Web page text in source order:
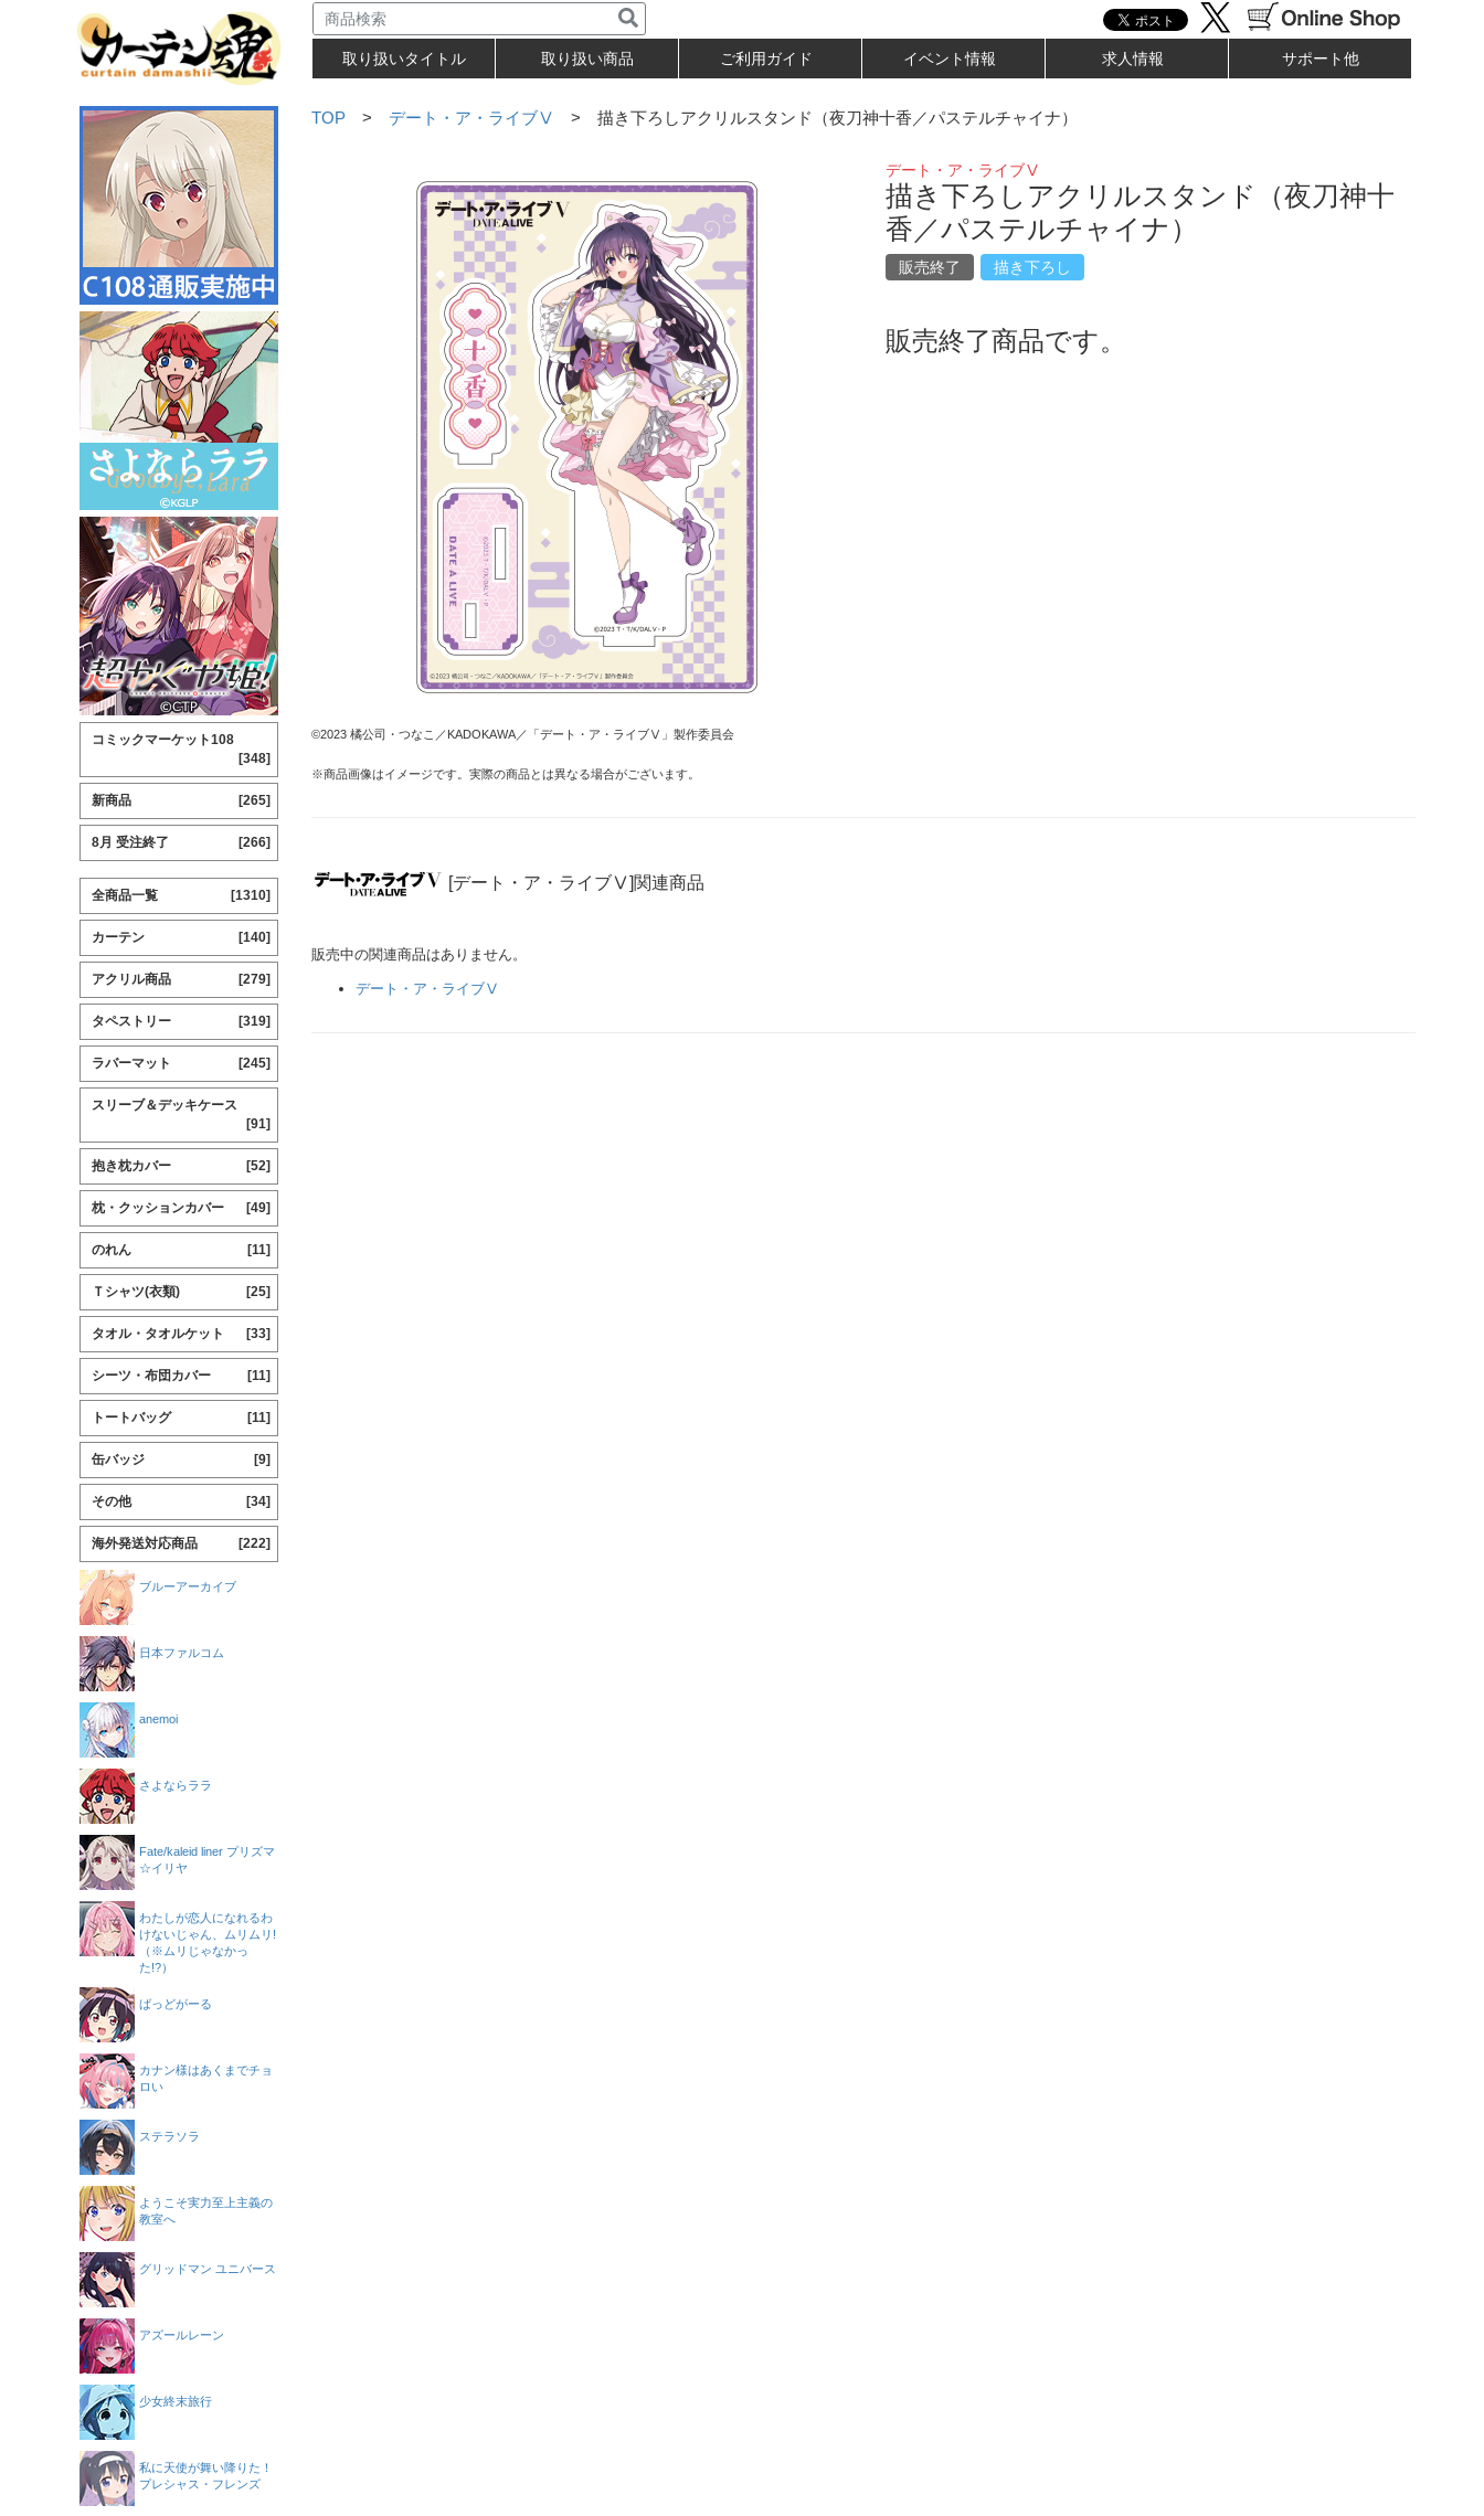
取り扱いタイトル 取り扱い商品 ご利用ガイド イベント情報 求人情報 サポート他
TOP > デート・ア・ライブⅤ > 描き下ろしアクリルスタンド（夜刀神十香／パステルチャイナ）
©2023 橘公司・つなこ／KADOKAWA／「デート・ア・ライブⅤ」製作委員会
※商品画像はイメージです。実際の商品とは異なる場合がございます。
デート・ア・ライブⅤ
描き下ろしアクリルスタンド（夜刀神十
香／パステルチャイナ）
販売終了 描き下ろし
販売終了商品です。
[デート・ア・ライブⅤ]関連商品
販売中の関連商品はありません。
デート・ア・ライブⅤ
コミックマーケット108
[348]
新商品 [265]
8月 受注終了 [266]
全商品一覧 [1310]
カーテン [140]
アクリル商品 [279]
タペストリー [319]
ラバーマット [245]
スリーブ＆デッキケース
[91]
抱き枕カバー [52]
枕・クッションカバー [49]
のれん [11]
Ｔシャツ(衣類) [25]
タオル・タオルケット [33]
シーツ・布団カバー [11]
トートバッグ [11]
缶バッジ [9]
その他 [34]
海外発送対応商品 [222]
ブルーアーカイブ
日本ファルコム
anemoi
さよならララ
Fate/kaleid liner プリズマ
☆イリヤ
わたしが恋人になれるわ
けないじゃん、ムリムリ!
（※ムリじゃなかっ
た!?）
ばっどがーる
カナン様はあくまでチョ
ロい
ステラソラ
ようこそ実力至上主義の
教室へ
グリッドマン ユニバース
アズールレーン
少女終末旅行
私に天使が舞い降りた！
プレシャス・フレンズ